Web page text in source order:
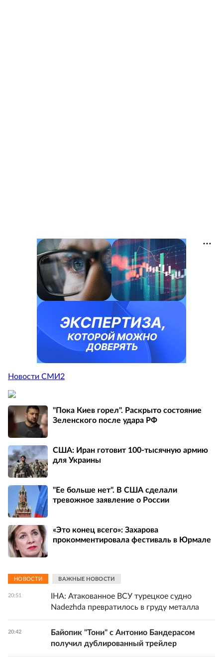
Новости СМИ2
"Пока Киев горел". Раскрыто состояние
Зеленского после удара РФ
США: Иран готовит 100-тысячную армию
для Украины
"Ее больше нет". В США сделали
тревожное заявление о России
«Это конец всего»: Захарова
прокомментировала фестиваль в Юрмале
НОВОСТИ ВАЖНЫЕ НОВОСТИ
20:51
IHA: Атакованное ВСУ турецкое судно
Nadezhda превратилось в груду металла
20:42
Байопик "Тони" с Антонио Бандерасом
получил дублированный трейлер